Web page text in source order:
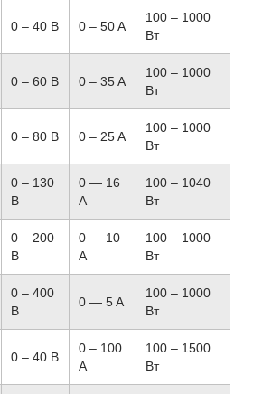
0 – 40 В 0 – 50 A
100 – 1000
Вт
0 – 60 В 0 – 35 A
100 – 1000
Вт
0 – 80 В 0 – 25 A
100 – 1000
Вт
0 – 130
В
0 — 16
A
100 – 1040
Вт
0 – 200
В
0 — 10
A
100 – 1000
Вт
0 – 400
В
0 — 5 A
100 – 1000
Вт
0 – 40 В
0 – 100
A
100 – 1500
Вт